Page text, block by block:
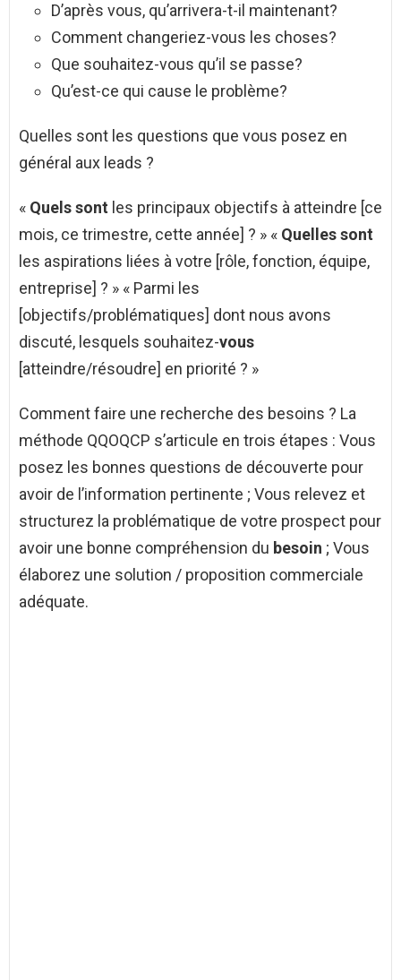
D’après vous, qu’arrivera-t-il maintenant?
Comment changeriez-vous les choses?
Que souhaitez-vous qu’il se passe?
Qu’est-ce qui cause le problème?
Quelles sont les questions que vous posez en
général aux leads ?
« Quels sont les principaux objectifs à atteindre [ce
mois, ce trimestre, cette année] ? » « Quelles sont
les aspirations liées à votre [rôle, fonction, équipe,
entreprise] ? » « Parmi les
[objectifs/problématiques] dont nous avons
discuté, lesquels souhaitez-vous
[atteindre/résoudre] en priorité ? »
Comment faire une recherche des besoins ? La
méthode QQOQCP s’articule en trois étapes : Vous
posez les bonnes questions de découverte pour
avoir de l’information pertinente ; Vous relevez et
structurez la problématique de votre prospect pour
avoir une bonne compréhension du besoin ; Vous
élaborez une solution / proposition commerciale
adéquate.